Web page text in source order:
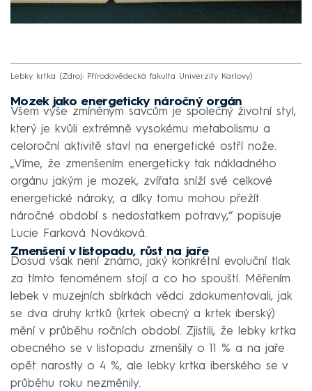
Lebky krtka Zdroj: Přírodovědecká fakulta Univerzity Karlovy
Mozek jako energeticky náročný orgán
Všem výše zmíněným savcům je společný životní styl,
který je kvůli extrémně vysokému metabolismu a
celoroční aktivitě staví na energetické ostří nože.
„Víme, že zmenšením energeticky tak nákladného
orgánu jakým je mozek, zvířata sníží své celkové
energetické nároky, a díky tomu mohou přežít
náročné období s nedostatkem potravy,“ popisuje
Lucie Farková Nováková.
Zmenšení v listopadu, růst na jaře
Dosud však není známo, jaký konkrétní evoluční tlak
za tímto fenoménem stojí a co ho spouští. Měřením
lebek v muzejních sbírkách vědci zdokumentovali, jak
se dva druhy krtků (krtek obecný a krtek iberský)
mění v průběhu ročních období. Zjistili, že lebky krtka
obecného se v listopadu zmenšily o 11 % a na jaře
opět narostly o 4 %, ale lebky krtka iberského se v
průběhu roku nezměnily.